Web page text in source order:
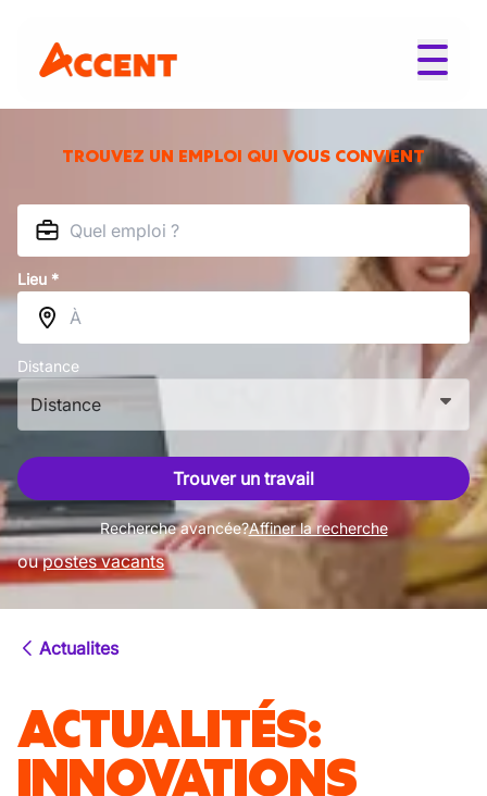
TROUVEZ UN EMPLOI QUI VOUS CONVIENT
Lieu *
Distance
Distance
Trouver un travail
Recherche avancée?Affiner la recherche
ou postes vacants
Actualites
ACTUALITÉS:
INNOVATIONS